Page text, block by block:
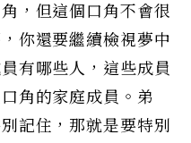
，但這個口角不會很
你還要繼續檢視夢中
有哪些人，這些成員
角的家庭成員。弟
記住，那就是要特別